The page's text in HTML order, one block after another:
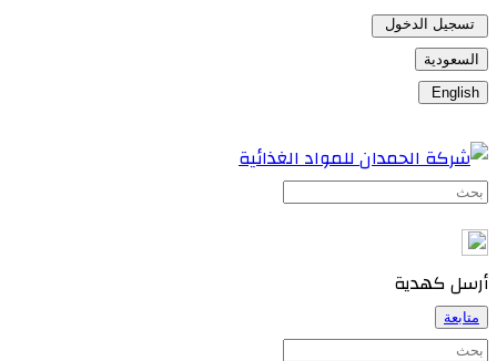
تسجيل الدخول
السعودية
English
أرسل كهدية
متابعة